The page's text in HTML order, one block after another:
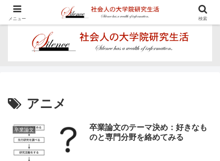
学びを楽しむ - Proposal for Acquiring Doctor's Degree -
アニメ
卒業論文
卒業論文のテーマ決め：好きなも
のと専門分野を絡めてみる
メニュー 検索